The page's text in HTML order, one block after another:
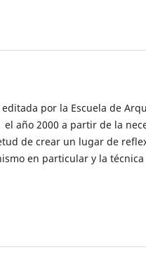
por la Escuela de
año 2000 a partir de la
de crear un lugar de
en particular y la técnica